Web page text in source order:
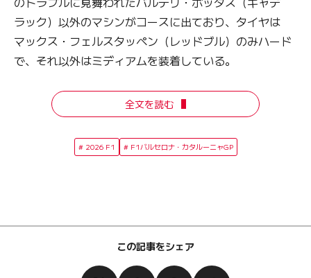
ラック）以外のマシンがコースに出ており、タイヤは
マックス・フェルスタッペン（レッドブル）のみハード
で、それ以外はミディアムを装着している。
全文を読む
2026 F1 F1バルセロナ・カタルーニャGP
この記事をシェア